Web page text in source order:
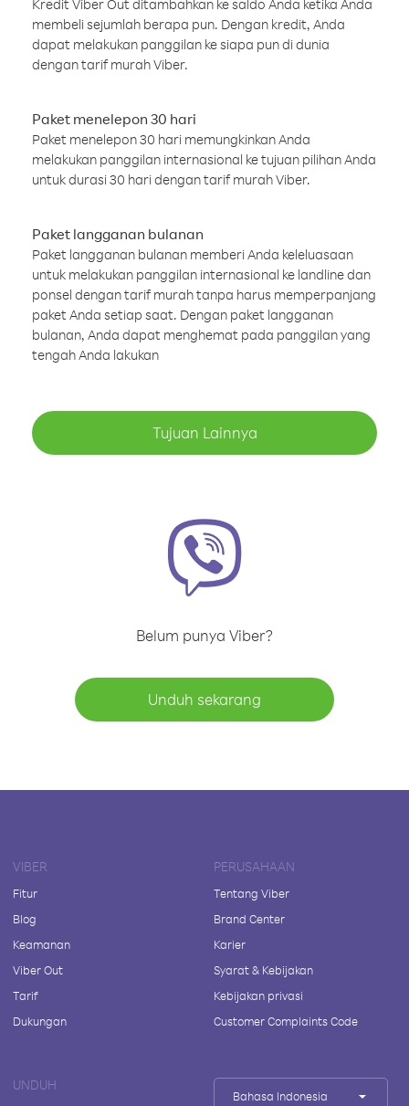
Kredit Viber Out ditambahkan ke saldo Anda ketika Anda
membeli sejumlah berapa pun. Dengan kredit, Anda
dapat melakukan panggilan ke siapa pun di dunia
dengan tarif murah Viber.
Paket menelepon 30 hari
Paket menelepon 30 hari memungkinkan Anda
melakukan panggilan internasional ke tujuan pilihan Anda
untuk durasi 30 hari dengan tarif murah Viber.
Paket langganan bulanan
Paket langganan bulanan memberi Anda keleluasaan
untuk melakukan panggilan internasional ke landline dan
ponsel dengan tarif murah tanpa harus memperpanjang
paket Anda setiap saat. Dengan paket langganan
bulanan, Anda dapat menghemat pada panggilan yang
tengah Anda lakukan
Tujuan Lainnya
Belum punya Viber?
Unduh sekarang
VIBER
Fitur
Blog
Keamanan
Viber Out
Tarif
Dukungan
PERUSAHAAN
Tentang Viber
Brand Center
Karier
Syarat & Kebijakan
Kebijakan privasi
Customer Complaints Code
UNDUH
Bahasa Indonesia